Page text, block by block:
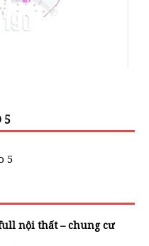
5
5
nội thất – chung cư